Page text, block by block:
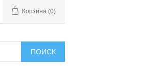
Корзина (0)
ПОИСК